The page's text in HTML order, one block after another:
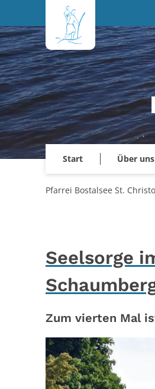
Zum Inhalt springen
Start Über uns
Pfarrei Bostalsee St.
Seelsorge
Zum vierten Mal